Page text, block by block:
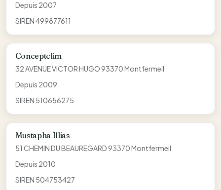
Depuis 2007
SIREN 499877611
Conceptclim
32 AVENUE VICTOR HUGO 93370 Montfermeil
Depuis 2009
SIREN 510656275
Mustapha Illias
51 CHEMIN DU BEAUREGARD 93370 Montfermeil
Depuis 2010
SIREN 504753427